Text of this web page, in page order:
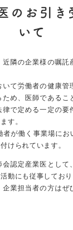
のお引き
いて
隣の企業様の嘱託
て労働者の健康管
め、医師であるこ
で定める一定の要
す。
が働く事業場にお
けられています。
認定産業医として
動にも従事しており
業担当者の方はぜ